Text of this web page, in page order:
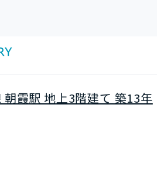
朝霞駅 地上3階建て 築13年